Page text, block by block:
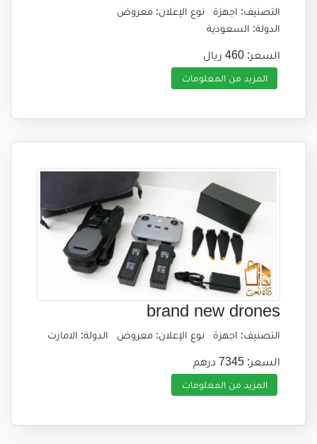
التصنيف: اجهزة
نوع الإعلان: معروض
الدولة: السعودية
السعر: 460 ريال
المزيد من المعلومات
brand new drones
التصنيف: اجهزة نوع الإعلان: معروض الدولة: الامارت
السعر: 7345 درهم
المزيد من المعلومات